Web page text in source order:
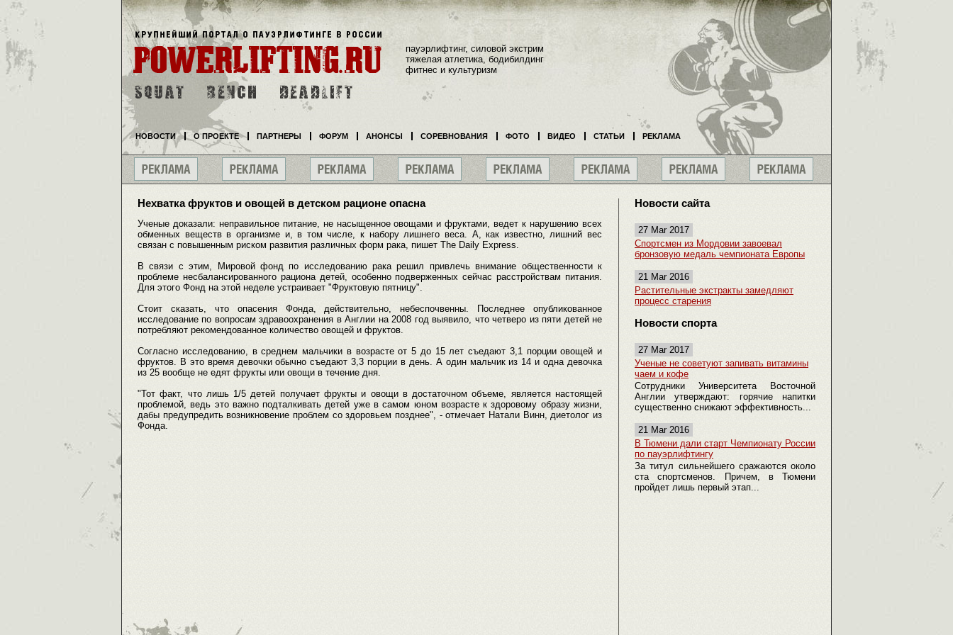
Нехватка фруктов и овощей в детском рационе опасна
Ученые доказали: неправильное питание, не насыщенное овощами и фруктами, ведет к нарушению всех
обменных веществ в организме и, в том числе, к набору лишнего веса. А, как известно, лишний вес
связан с повышенным риском развития различных форм рака, пишет The Daily Express.
В связи с этим, Мировой фонд по исследованию рака решил привлечь внимание общественности к
проблеме несбалансированного рациона детей, особенно подверженных сейчас расстройствам питания.
Для этого Фонд на этой неделе устраивает "Фруктовую пятницу".
Стоит сказать, что опасения Фонда, действительно, небеспочвенны. Последнее опубликованное
исследование по вопросам здравоохранения в Англии на 2008 год выявило, что четверо из пяти детей не
потребляют рекомендованное количество овощей и фруктов.
Согласно исследованию, в среднем мальчики в возрасте от 5 до 15 лет съедают 3,1 порции овощей и
фруктов. В это время девочки обычно съедают 3,3 порции в день. А один мальчик из 14 и одна девочка
из 25 вообще не едят фрукты или овощи в течение дня.
"Тот факт, что лишь 1/5 детей получает фрукты и овощи в достаточном объеме, является настоящей
проблемой, ведь это важно подталкивать детей уже в самом юном возрасте к здоровому образу жизни,
дабы предупредить возникновение проблем со здоровьем позднее", - отмечает Натали Винн, диетолог из
Фонда.
Новости сайта
27 Mar 2017
Спортсмен из Мордовии завоевал
бронзовую медаль чемпионата Европы
21 Mar 2016
Растительные экстракты замедляют
процесс старения
Новости спорта
27 Mar 2017
Ученые не советуют запивать витамины
чаем и кофе
Сотрудники Университета Восточной
Англии утверждают: горячие напитки
существенно снижают эффективность...
21 Mar 2016
В Тюмени дали старт Чемпионату России
по пауэрлифтингу
За титул сильнейшего сражаются около
ста спортсменов. Причем, в Тюмени
пройдет лишь первый этап...
пауэрлифтинг, силовой экстрим
тяжелая атлетика, бодибилдинг
фитнес и культуризм
НОВОСТИ О ПРОЕКТЕ ПАРТНЕРЫ ФОРУМ АНОНСЫ СОРЕВНОВАНИЯ ФОТО ВИДЕО СТАТЬИ РЕКЛАМА